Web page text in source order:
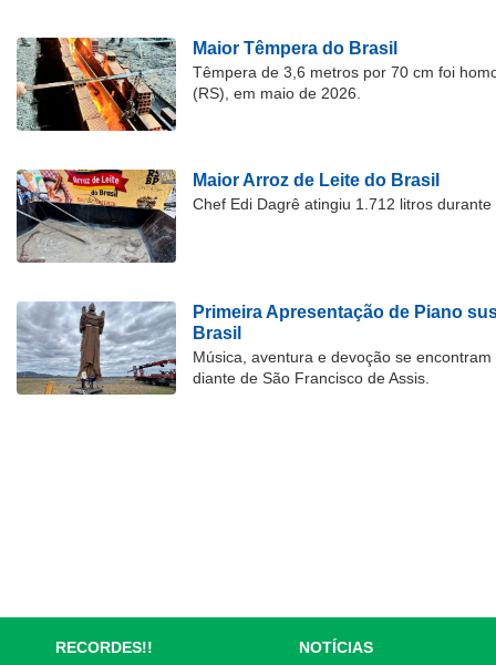
Maior Têmpera do Brasil
Têmpera de 3,6 metros por 70 cm foi
(RS), em maio de 2026.
Maior Arroz de Leite do Brasil
Chef Edi Dagrê atingiu 1.712 litros
Primeira Apresentação de Piano
Brasil
Música, aventura e devoção se
diante de São Francisco de Assis.
RECORDES!! NOTÍCIAS